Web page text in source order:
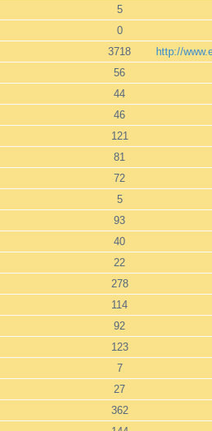
5
0
3718 http://
56
44
46
121
81
72
5
93
40
22
278
114
92
123
7
27
362